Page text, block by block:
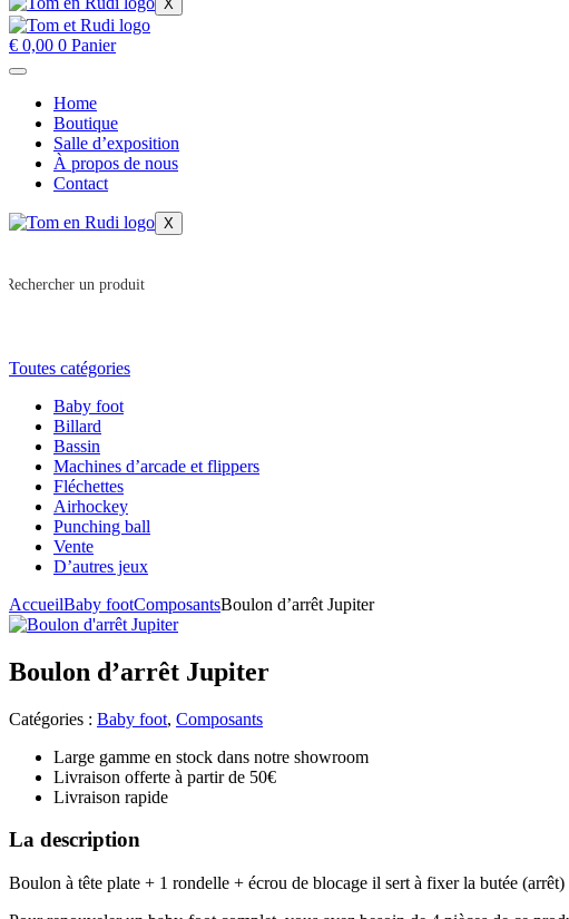
X
€ 0,00 0 Panier
Home
Boutique
Salle d’exposition
À propos de nous
Contact
X
Toutes catégories
Baby foot
Billard
Bassin
Machines d’arcade et flippers
Fléchettes
Airhockey
Punching ball
Vente
D’autres jeux
AccueilBaby footComposantsBoulon d’arrêt Jupiter
Boulon d’arrêt Jupiter
Catégories : Baby foot, Composants
Large gamme en stock dans notre showroom
Livraison offerte à partir de 50€
Livraison rapide
La description
Boulon à tête plate + 1 rondelle + écrou de blocage il sert à fixer la butée